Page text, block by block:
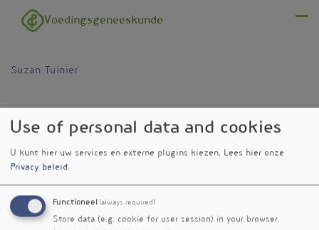
Overslaan en naar de inhoud gaan
Voedingsgeneeskunde
Suzan Tuinier
Use of personal data and cookies
U kunt hier uw services en externe plugins kiezen. Lees hier onze
Privacy beleid.
Functioneel (always required)
Store data (e.g. cookie for user session) in your browser